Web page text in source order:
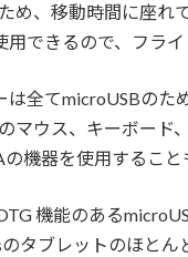
め、移動時間に座れ
用できるので、フラ
は全てmicroUSBのた
マウス、キーボード
機器を使用すること
機能のある
タブレットのほとん